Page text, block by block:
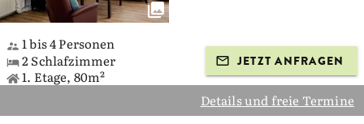
1 bis 4 Personen
2 Schlafzimmer
1. Etage, 80m²
JETZT ANFRAGEN
Details und freie Termine